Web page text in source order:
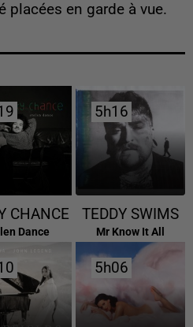
placées en garde à vue.
CHANCE
Dance
5h16
5h16
TEDDY SWIMS
Mr Know It All
5h06
5h06